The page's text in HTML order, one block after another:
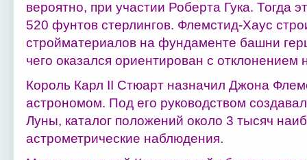
вероятно, при участии Роберта Гука. Тогда
520 фунтов стерлингов. Флемстид-Хаус
стройматериалов на фундаменте башни
чего оказался ориентирован с отклонением
Король Карл II Стюарт назначил Джона
астрономом. Под его руководством
Луны, каталог положений около 3 тысяч
астрометрические наблюдения.